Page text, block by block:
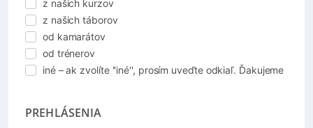
z našich kurzov
z našich táborov
od kamarátov
od trénerov
iné – ak zvolíte ''iné'', prosím uveďte odkiaľ. Ďakujeme
PREHLÁSENIA